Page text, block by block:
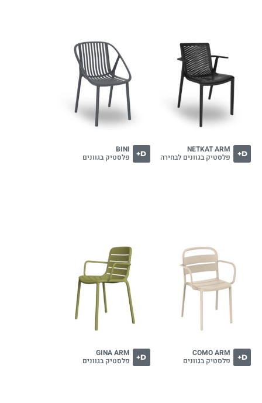
D+
NETKAT ARM
פלסטיק בגוונים לבחירה D+
BINI
פלסטיק בגוונים
D+
COMO ARM
פלסטיק בגוונים D+
GINA ARM
פלסטיק בגוונים